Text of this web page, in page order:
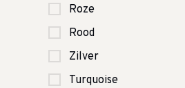
Roze
Rood
Zilver
Turquoise